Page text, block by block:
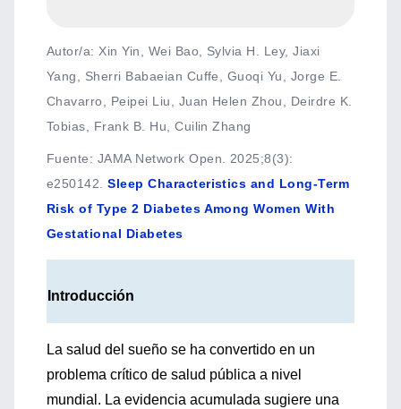
Autor/a: Xin Yin, Wei Bao, Sylvia H. Ley, Jiaxi
Yang, Sherri Babaeian Cuffe, Guoqi Yu, Jorge E.
Chavarro, Peipei Liu, Juan Helen Zhou, Deirdre K.
Tobias, Frank B. Hu, Cuilin Zhang
Fuente: JAMA Network Open. 2025;8(3):
e250142.
Sleep Characteristics and Long-Term
Risk of Type 2 Diabetes Among Women With
Gestational Diabetes
Introducción
La salud del sueño se ha convertido en un
problema crítico de salud pública a nivel
mundial. La evidencia acumulada sugiere una